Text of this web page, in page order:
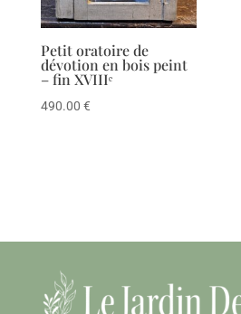
Petit oratoire de
dévotion en bois peint
– fin XVIIIᵉ
490.00 €